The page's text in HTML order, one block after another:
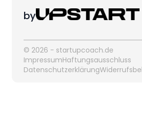
by
© 2026 - startupcoach.de
ImpressumHaftungsausschluss
Datenschutzerklärung